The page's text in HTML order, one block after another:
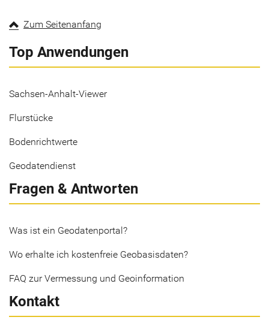
Zum Seitenanfang
Top Anwendungen
Sachsen-Anhalt-Viewer
Flurstücke
Bodenrichtwerte
Geodatendienst
Fragen & Antworten
Was ist ein Geodatenportal?
Wo erhalte ich kostenfreie Geobasisdaten?
FAQ zur Vermessung und Geoinformation
Kontakt